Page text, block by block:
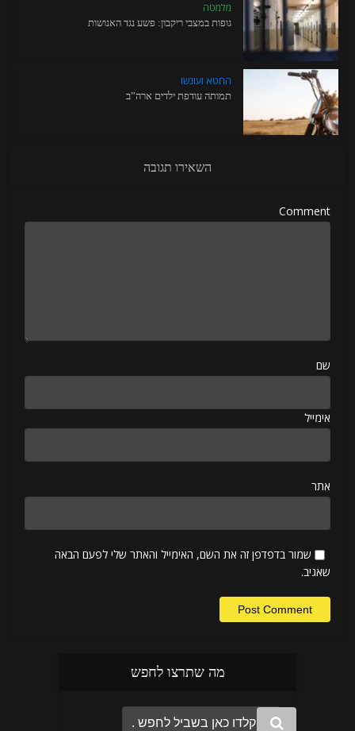
מלמטה
גופות במצבי ריקבון: פשע נגד האנושות
החטא ועונשו
תמותה עודפת ילדים ארה”ב
השאירו תגובה
Comment
שם
אימייל
אתר
שמור בדפדפן זה את השם, האימייל והאתר שלי לפעם הבאה
שאגיב.
מה שתרצו לחפש